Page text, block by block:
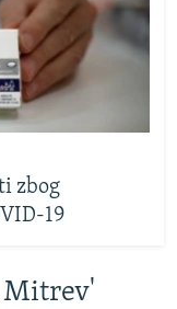
zbog
19
Mitrev'